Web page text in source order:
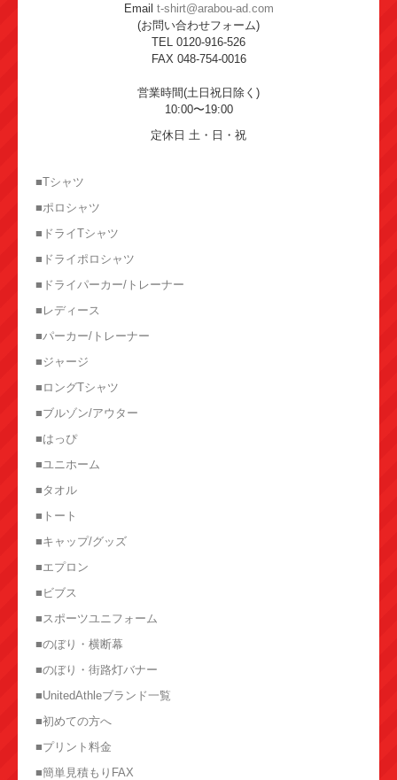
Email t-shirt@arabou-ad.com
(お問い合わせフォーム)
TEL 0120-916-526
FAX 048-754-0016
営業時間(土日祝日除く)
10:00〜19:00
定休日 土・日・祝
■Tシャツ
■ポロシャツ
■ドライTシャツ
■ドライポロシャツ
■ドライパーカー/トレーナー
■レディース
■パーカー/トレーナー
■ジャージ
■ロングTシャツ
■ブルゾン/アウター
■はっぴ
■ユニホーム
■タオル
■トート
■キャップ/グッズ
■エプロン
■ビブス
■スポーツユニフォーム
■のぼり・横断幕
■のぼり・街路灯バナー
■UnitedAthleブランド一覧
■初めての方へ
■プリント料金
■簡単見積もりFAX